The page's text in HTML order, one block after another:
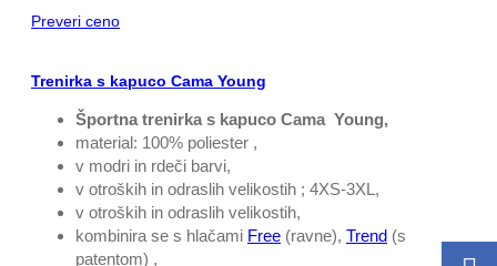
Preveri ceno
Trenirka s kapuco Cama Young
Športna trenirka s kapuco Cama Young,
material: 100% poliester ,
v modri in rdeči barvi,
v otroških in odraslih velikostih ; 4XS-3XL,
v otroških in odraslih velikostih,
kombinira se s hlačami Free (ravne), Trend (s
patentom) ,